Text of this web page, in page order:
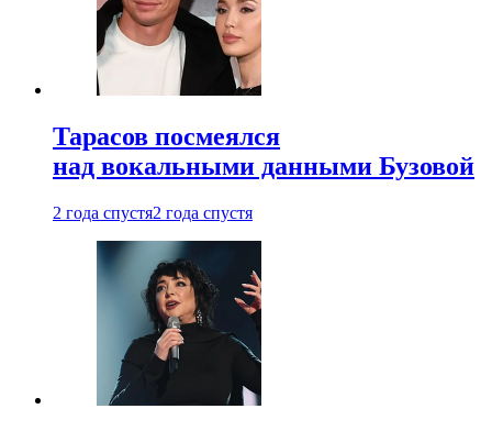
Тарасов посмеялся
над вокальными данными Бузовой
2 года спустя2 года спустя